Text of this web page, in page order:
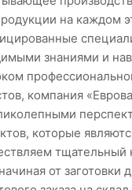
на каждом
знаниями и
компания
которые
тщательный
от заготовки